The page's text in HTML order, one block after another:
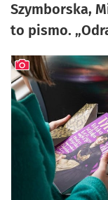
Szymborska,
to pismo.